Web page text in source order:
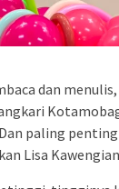
dan
paling
Lisa